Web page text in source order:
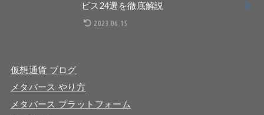
ビス24選を徹底解説
2023.06.15
仮想通貨 ブログ
メタバース やり方
メタバース プラットフォーム